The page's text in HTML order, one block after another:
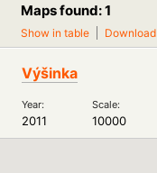
Maps found: 1
Show in table Download
Výšinka
Year: Scale:
2011 10000